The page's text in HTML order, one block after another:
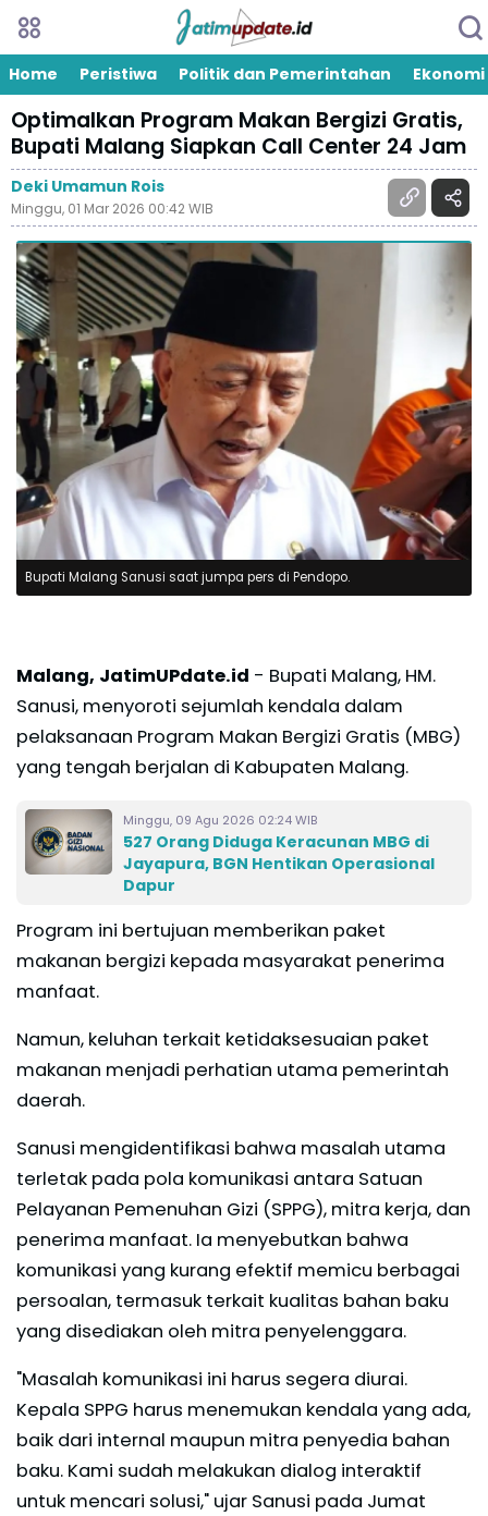
Home Peristiwa Politik dan Pemerintahan Ekonomi
Optimalkan Program Makan Bergizi Gratis,
Bupati Malang Siapkan Call Center 24 Jam
Deki Umamun Rois
Minggu, 01 Mar 2026 00:42 WIB
Bupati Malang Sanusi saat jumpa pers di Pendopo.
Malang, JatimUPdate.id - Bupati Malang, HM.
Sanusi, menyoroti sejumlah kendala dalam
pelaksanaan Program Makan Bergizi Gratis (MBG)
yang tengah berjalan di Kabupaten Malang.
Minggu, 09 Agu 2026 02:24 WIB
527 Orang Diduga Keracunan MBG di
Jayapura, BGN Hentikan Operasional
Dapur
Program ini bertujuan memberikan paket
makanan bergizi kepada masyarakat penerima
manfaat.
Namun, keluhan terkait ketidaksesuaian paket
makanan menjadi perhatian utama pemerintah
daerah.
Sanusi mengidentifikasi bahwa masalah utama
terletak pada pola komunikasi antara Satuan
Pelayanan Pemenuhan Gizi (SPPG), mitra kerja, dan
penerima manfaat. Ia menyebutkan bahwa
komunikasi yang kurang efektif memicu berbagai
persoalan, termasuk terkait kualitas bahan baku
yang disediakan oleh mitra penyelenggara.
"Masalah komunikasi ini harus segera diurai.
Kepala SPPG harus menemukan kendala yang ada,
baik dari internal maupun mitra penyedia bahan
baku. Kami sudah melakukan dialog interaktif
untuk mencari solusi," ujar Sanusi pada Jumat